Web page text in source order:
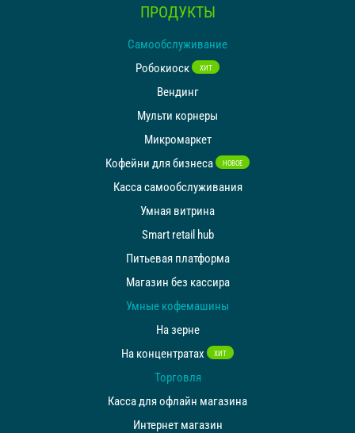
ПРОДУКТЫ
Самообслуживание
Робокиоск
ХИТ
Вендинг
Мульти корнеры
Микромаркет
Кофейни для бизнеса
НОВОЕ
Касса самообслуживания
Умная витрина
Smart retail hub
Питьевая платформа
Магазин без кассира
Умные кофемашины
На зерне
На концентратах
ХИТ
Торговля
Касса для офлайн магазина
Интернет магазин